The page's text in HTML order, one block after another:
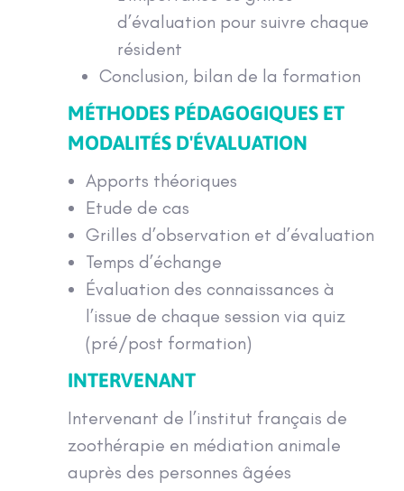
d’évaluation pour suivre chaque
résident
Conclusion, bilan de la formation
MÉTHODES PÉDAGOGIQUES ET
MODALITÉS D'ÉVALUATION
Apports théoriques
Etude de cas
Grilles d’observation et d’évaluation
Temps d’échange
Évaluation des connaissances à
l’issue de chaque session via quiz
(pré/post formation)
INTERVENANT
Intervenant de l’institut français de
zoothérapie en médiation animale
auprès des personnes âgées